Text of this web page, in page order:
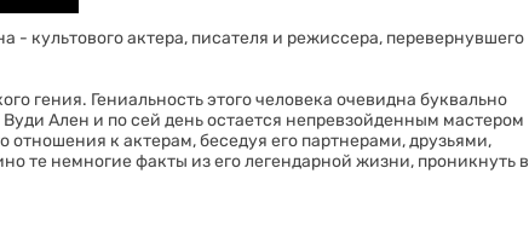
культового актера, писателя и режиссера, перевернувшего
гения. Гениальность этого человека очевидна буквально
Вуди Ален и по сей день остается непревзойденным мастером
к актерам, беседуя его партнерами, друзьями,
те немногие факты из его легендарной жизни, проникнуть в